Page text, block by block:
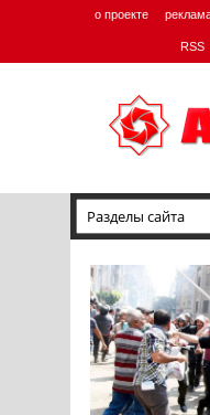
о проекте
RSS